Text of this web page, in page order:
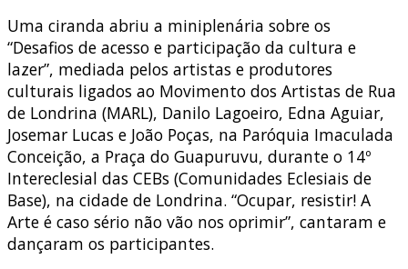
Uma ciranda abriu a miniplenária sobre os
“Desafios de acesso e participação da cultura e
lazer”, mediada pelos artistas e produtores
culturais ligados ao Movimento dos Artistas de Rua
de Londrina (MARL), Danilo Lagoeiro, Edna Aguiar,
Josemar Lucas e João Poças, na Paróquia Imaculada
Conceição, a Praça do Guapuruvu, durante o 14º
Intereclesial das CEBs (Comunidades Eclesiais de
Base), na cidade de Londrina. “Ocupar, resistir! A
Arte é caso sério não vão nos oprimir”, cantaram e
dançaram os participantes.